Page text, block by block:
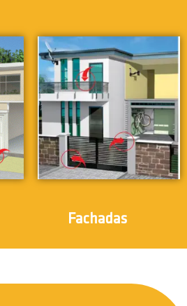
Fachadas